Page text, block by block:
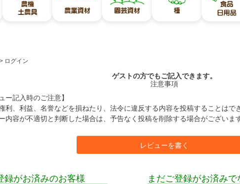
ログイン
ゲストの方でもご記入できます。
注意事項
ー記入時のご注意】
利、利益、名誉などを損ねたり、法令に違反する内容を投稿することはで
内容が不適切と判断した場合は、予告なく投稿を削除する場合がございます
レビューを書く
録がお済みのお客様 まだご登録がお済みで